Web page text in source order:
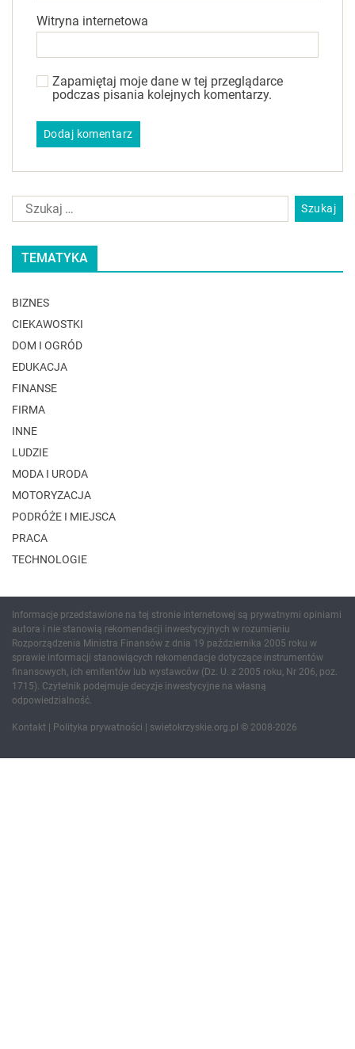
Witryna internetowa
Zapamiętaj moje dane w tej przeglądarce
podczas pisania kolejnych komentarzy.
TEMATYKA
BIZNES
CIEKAWOSTKI
DOM I OGRÓD
EDUKACJA
FINANSE
FIRMA
INNE
LUDZIE
MODA I URODA
MOTORYZACJA
PODRÓŻE I MIEJSCA
PRACA
TECHNOLOGIE
Informacje przedstawione na tej stronie internetowej są prywatnymi opiniami
autora i nie stanowią rekomendacji inwestycyjnych w rozumieniu
Rozporządzenia Ministra Finansów z dnia 19 października 2005 roku w
sprawie informacji stanowiących rekomendacje dotyczące instrumentów
finansowych, ich emitentów lub wystawców (Dz. U. z 2005 roku, Nr 206, poz.
1715). Czytelnik podejmuje decyzje inwestycyjne na własną
odpowiedzialność.
Kontakt | Polityka prywatności | swietokrzyskie.org.pl © 2008-2026